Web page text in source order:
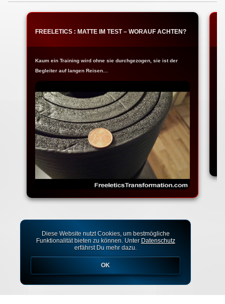
FREELETICS : MATTE IM TEST – WORAUF ACHTEN?
Kaum ein Training wird ohne sie durchgezogen, sie ist der
Begleiter auf langen Reisen…
Diese Website nutzt Cookies, um bestmögliche
Funktionalität bieten zu können. Unter Datenschutz
erfährst Du mehr dazu.
OK